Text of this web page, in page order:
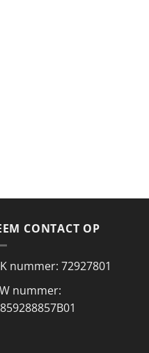
CONTACT OP
nummer: 72927801
nummer: